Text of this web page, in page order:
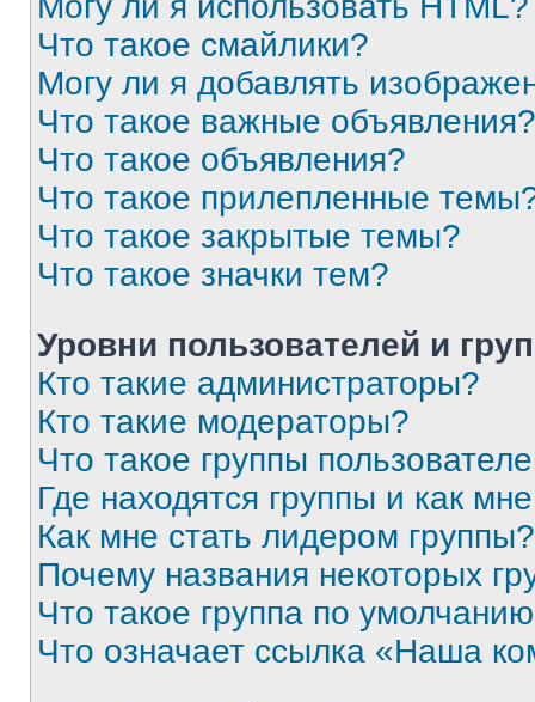
Что такое смайлики?
Могу ли я добавлять
Что такое важные объявления?
Что такое объявления?
Что такое прилепленные
Что такое закрытые темы?
Что такое значки тем?
Уровни пользователей и
Кто такие администраторы?
Кто такие модераторы?
Что такое группы
Где находятся группы и как
Как мне стать лидером группы?
Почему названия некоторых
Что такое группа по
Что означает ссылка «Наша